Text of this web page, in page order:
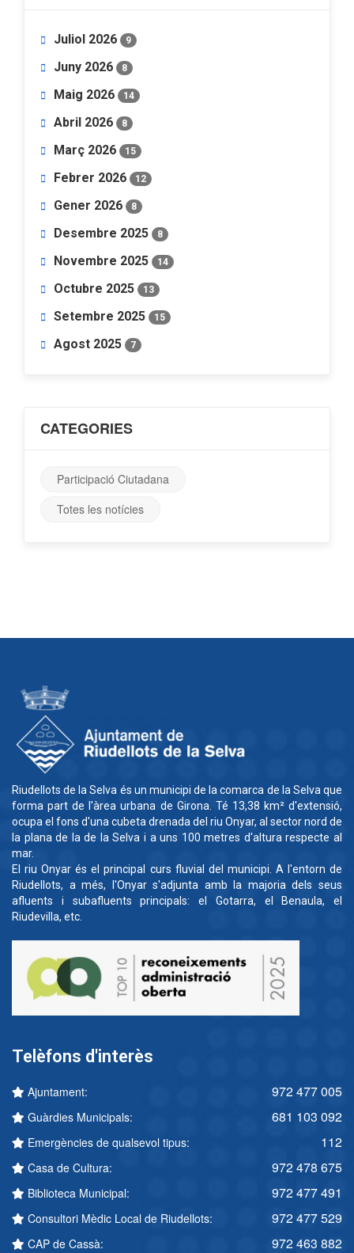
Juliol 2026 9
Juny 2026 8
Maig 2026 14
Abril 2026 8
Març 2026 15
Febrer 2026 12
Gener 2026 8
Desembre 2025 8
Novembre 2025 14
Octubre 2025 13
Setembre 2025 15
Agost 2025 7
CATEGORIES
Participació Ciutadana
Totes les notícies
Riudellots de la Selva és un municipi de la comarca de la Selva que
forma part de l'àrea urbana de Girona. Té 13,38 km² d'extensió,
ocupa el fons d'una cubeta drenada del riu Onyar, al sector nord de
la plana de la de la Selva i a uns 100 metres d'altura respecte al
mar.
El riu Onyar és el principal curs fluvial del municipi. A l'entorn de
Riudellots, a més, l'Onyar s'adjunta amb la majoria dels seus
afluents i subafluents principals: el Gotarra, el Benaula, el
Riudevilla, etc.
Telèfons d'interès
Ajuntament: 972 477 005
Guàrdies Municipals: 681 103 092
Emergències de qualsevol tipus: 112
Casa de Cultura: 972 478 675
Biblioteca Municipal: 972 477 491
Consultori Mèdic Local de Riudellots: 972 477 529
CAP de Cassà: 972 463 882